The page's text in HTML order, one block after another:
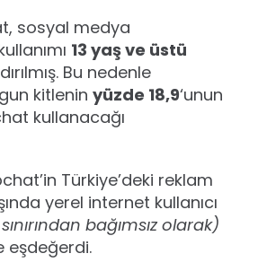
sosyal medya
13 yaş ve üstü
Bu nedenle
kitlenin yüzde 18,9‘unun
kullanacağı
Türkiye’deki reklam
yerel internet kullanıcı
bağımsız olarak)
eşdeğerdi.